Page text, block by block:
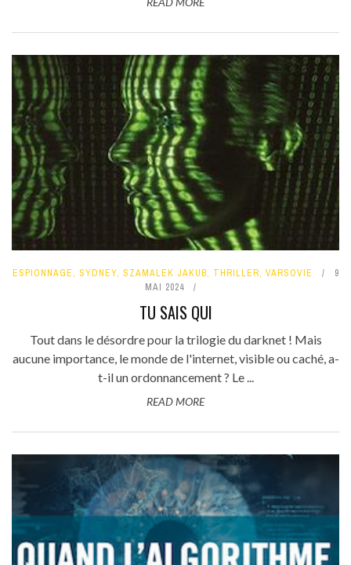
ESPIONNAGE, SYDNEY, SZAMALEK JAKUB, THRILLER, VARSOVIE
9
MAI 2024
TU SAIS QUI
Tout dans le désordre pour la trilogie du darknet ! Mais
aucune importance, le monde de l'internet, visible ou caché, a-
t-il un ordonnancement ? Le ...
READ MORE